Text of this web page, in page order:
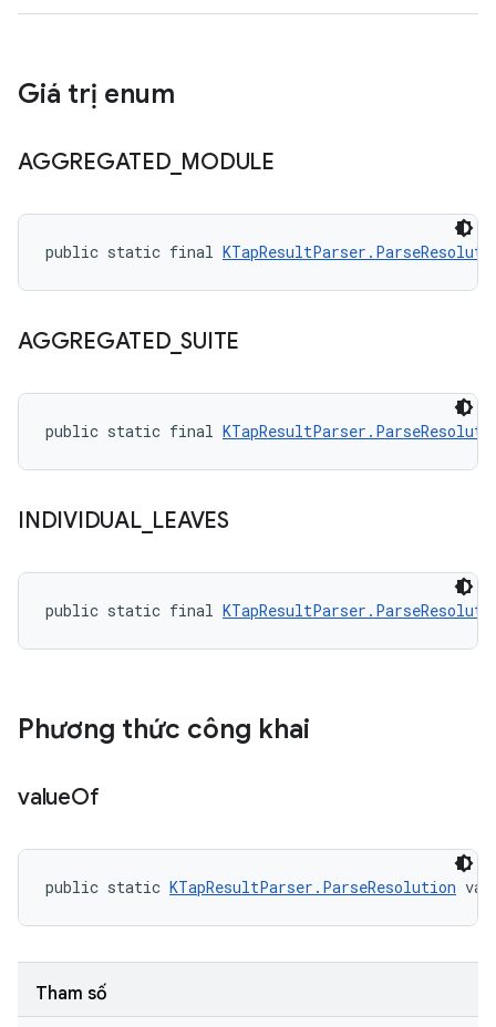
Giá trị enum
AGGREGATED_ MODULE
public static final
AGGREGATED_SUITE
public static final
INDIVIDUAL_ LEAVES
public static final
Phương thức công khai
valueOf
public static KTapResultParser.ParseResolution
Tham số